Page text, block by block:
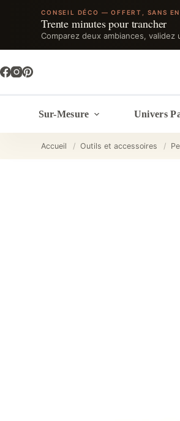
CONSEIL DÉCO — OFFERT, SANS
Trente minutes pour trancher
Comparez deux ambiances,
au
contenu
Sur-Mesure Univers
Accueil / Outils et accessoires /